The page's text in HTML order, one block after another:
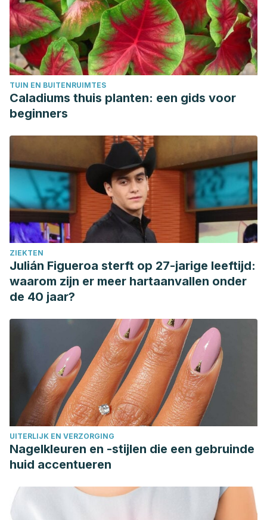
TUIN EN BUITENRUIMTES
Caladiums thuis planten: een gids voor
beginners
ZIEKTEN
Julián Figueroa sterft op 27-jarige leeftijd:
waarom zijn er meer hartaanvallen onder
de 40 jaar?
UITERLIJK EN VERZORGING
Nagelkleuren en -stijlen die een gebruinde
huid accentueren